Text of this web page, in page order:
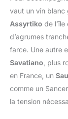
vaut un vin blanc
Assyrtiko de
d’agrumes
farce. Une autre
Savatiano , plus
en France, un
comme un
la tension